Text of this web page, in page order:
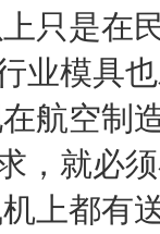
上只是在
业模具
航空制
，就必
上都有